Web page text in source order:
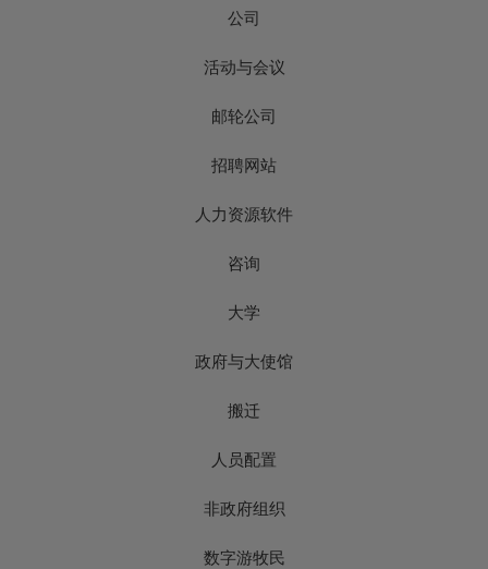
公司
活动与会议
邮轮公司
招聘网站
人力资源软件
咨询
大学
政府与大使馆
搬迁
人员配置
非政府组织
数字游牧民